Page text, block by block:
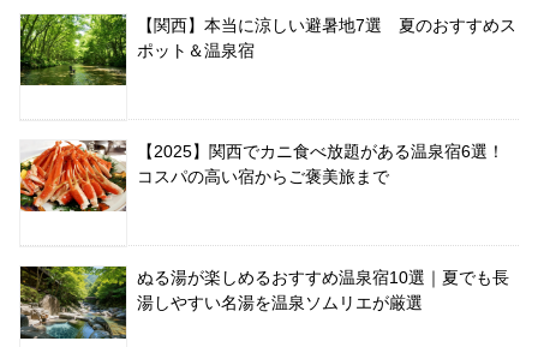
【関西】本当に涼しい避暑地7選 夏のおすすめス
ポット＆温泉宿
【2025】関西でカニ食べ放題がある温泉宿6選！
コスパの高い宿からご褒美旅まで
ぬる湯が楽しめるおすすめ温泉宿10選｜夏でも長
湯しやすい名湯を温泉ソムリエが厳選